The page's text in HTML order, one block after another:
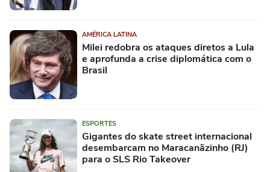
AMÉRICA LATINA
Milei redobra os ataques diretos a Lula
e aprofunda a crise diplomática com o
Brasil
ESPORTES
Gigantes do skate street internacional
desembarcam no Maracanãzinho (RJ)
para o SLS Rio Takeover